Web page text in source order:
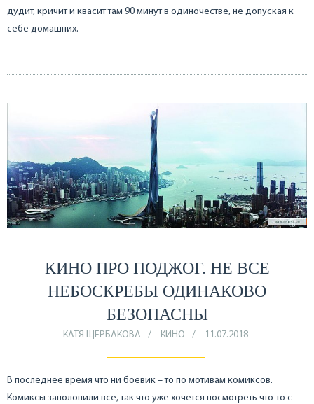
дудит, кричит и квасит там 90 минут в одиночестве, не допуская к
себе домашних.
КИНО ПРО ПОДЖОГ. НЕ ВСЕ
НЕБОСКРЕБЫ ОДИНАКОВО
БЕЗОПАСНЫ
КАТЯ ЩЕРБАКОВА КИНО 11.07.2018
В последнее время что ни боевик – то по мотивам комиксов.
Комиксы заполонили все, так что уже хочется посмотреть что-то с